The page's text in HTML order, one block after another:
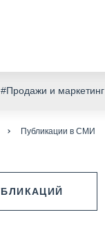
#Продажи и маркетинг
Публикации в СМИ